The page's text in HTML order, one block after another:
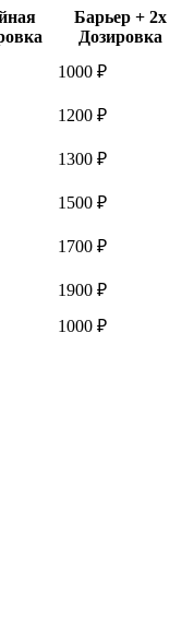
Барьер + 2x
Дозировка
1000 ₽
1200 ₽
1300 ₽
1500 ₽
1700 ₽
1900 ₽
1000 ₽